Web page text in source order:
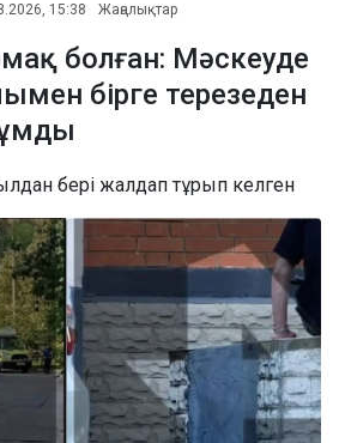
15:38 Жаңалықтар
болған: Мәскеуде
бірге терезеден
бері жалдап тұрып келген